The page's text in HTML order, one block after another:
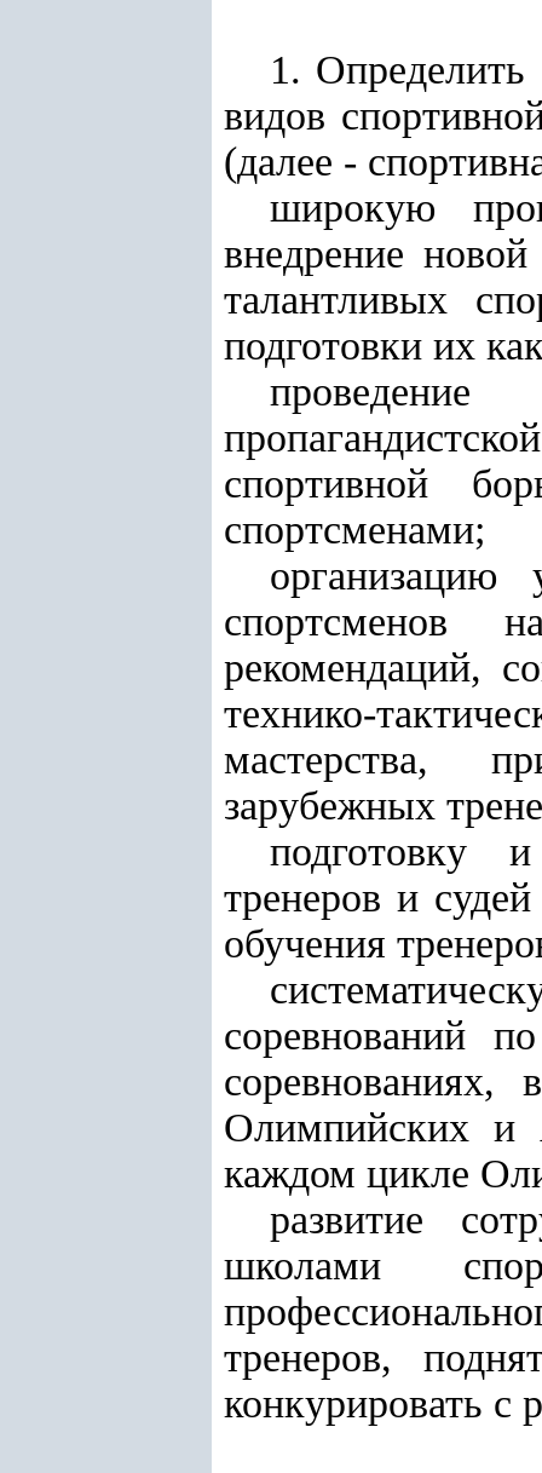
1.
видов
(далее -
широкую
внедрение
талантливых
подготовки их
проведение
спортивной
спортсменами;
организацию
спортсменов
рекомендаций,
технико-
мастерства,
зарубежных
подготовку
тренеров и
обучения
соревнований
Олимпийских и
каждом цикле
развитие
школами
тренеров,
конкурировать с